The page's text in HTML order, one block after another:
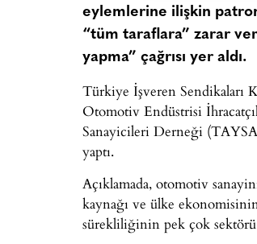
eylemlerine ilişkin
“tüm taraflara” zarar
yapma” çağrısı yer aldı.
Türkiye İşveren Sendikaları
Otomotiv Endüstrisi
Sanayicileri Derneği
yaptı.
Açıklamada, otomotiv
kaynağı ve ülke
sürekliliğinin pek çok